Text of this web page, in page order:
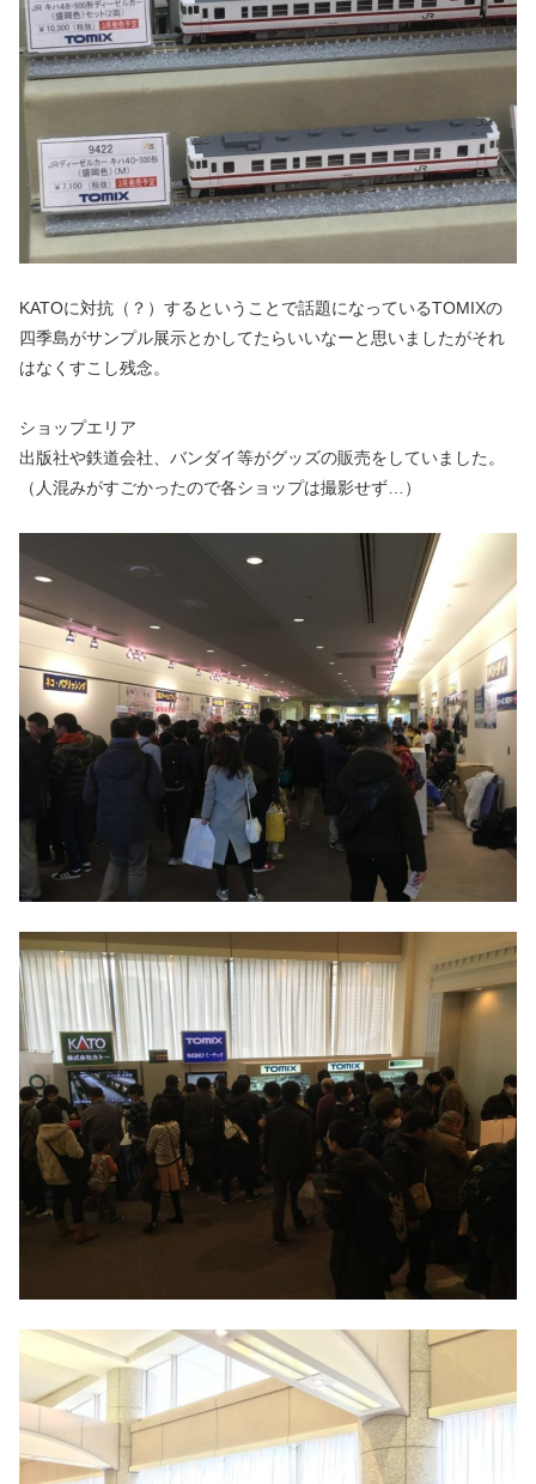
KATOに対抗（？）するということで話題になっているTOMIXの
四季島がサンプル展示とかしてたらいいなーと思いましたがそれ
はなくすこし残念。
ショップエリア
出版社や鉄道会社、バンダイ等がグッズの販売をしていました。
（人混みがすごかったので各ショップは撮影せず…）